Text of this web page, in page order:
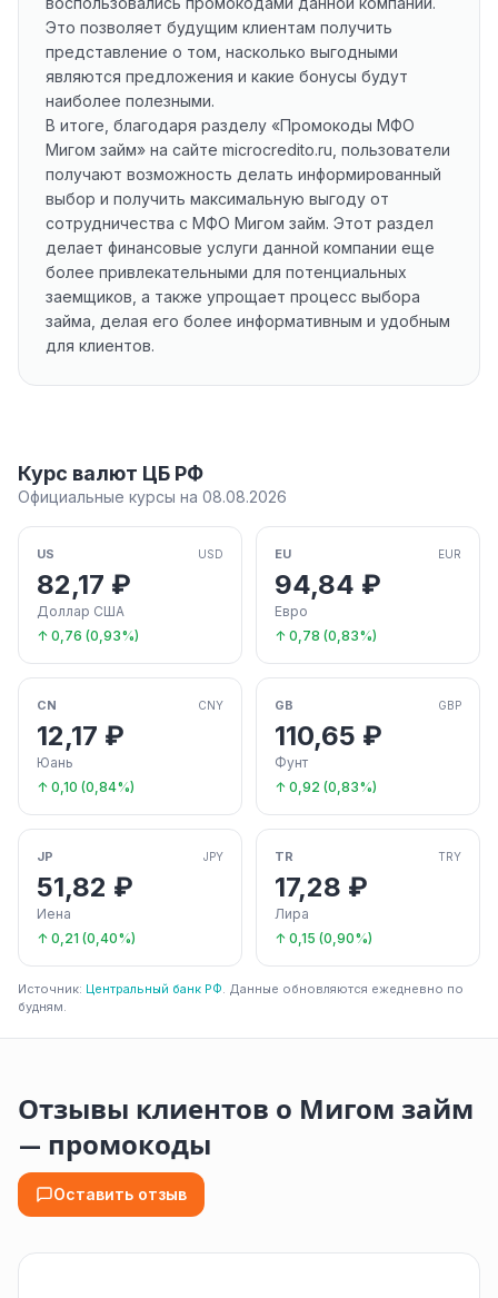
Это позволяет будущим клиентам получить
представление о том, насколько выгодными
являются предложения и какие бонусы будут
наиболее полезными.
В итоге, благодаря разделу «Промокоды МФО
Мигом займ» на сайте microcredito.ru, пользователи
получают возможность делать информированный
выбор и получить максимальную выгоду от
сотрудничества с МФО Мигом займ. Этот раздел
делает финансовые услуги данной компании еще
более привлекательными для потенциальных
заемщиков, а также упрощает процесс выбора
займа, делая его более информативным и удобным
для клиентов.
Курс валют ЦБ РФ
Официальные курсы на 08.08.2026
US USD
82,17 ₽
Доллар США
↑ 0,76 (0,93%)
EU EUR
94,84 ₽
Евро
↑ 0,78 (0,83%)
CN CNY
12,17 ₽
Юань
↑ 0,10 (0,84%)
GB GBP
110,65 ₽
Фунт
↑ 0,92 (0,83%)
JP JPY
51,82 ₽
Иена
↑ 0,21 (0,40%)
TR TRY
17,28 ₽
Лира
↑ 0,15 (0,90%)
Источник: Центральный банк РФ. Данные обновляются ежедневно по
будням.
Отзывы клиентов о Мигом займ
— промокоды
Оставить отзыв